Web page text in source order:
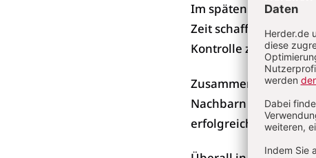
Im späten 3. Jh. n.
Zeit schaffte sie es,
Kontrolle zu bringen.
Zusammen mit dem
Nachbarn schuf vor
erfolgreichen